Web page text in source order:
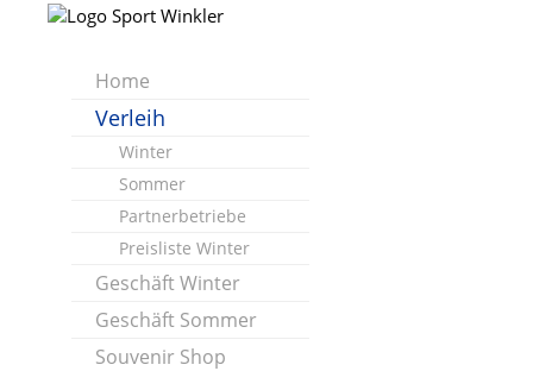
Home
Verleih
Winter
Sommer
Partnerbetriebe
Preisliste Winter
Geschäft Winter
Geschäft Sommer
Souvenir Shop